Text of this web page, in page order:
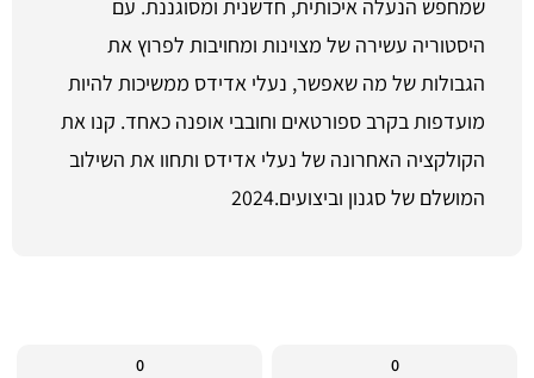
שמחפש הנעלה איכותית, חדשנית ומסוגננת. עם
היסטוריה עשירה של מצוינות ומחויבות לפרוץ את
הגבולות של מה שאפשר, נעלי אדידס ממשיכות להיות
מועדפות בקרב ספורטאים וחובבי אופנה כאחד. קנו את
הקולקציה האחרונה של נעלי אדידס ותחוו את השילוב
המושלם של סגנון וביצועים.2024
0
0